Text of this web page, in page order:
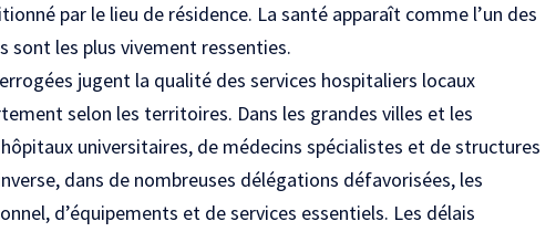
par le lieu de résidence. La santé apparaît comme l’un des
les plus vivement ressenties.
jugent la qualité des services hospitaliers locaux
selon les territoires. Dans les grandes villes et les
universitaires, de médecins spécialistes et de structures
dans de nombreuses délégations défavorisées, les
d’équipements et de services essentiels. Les délais